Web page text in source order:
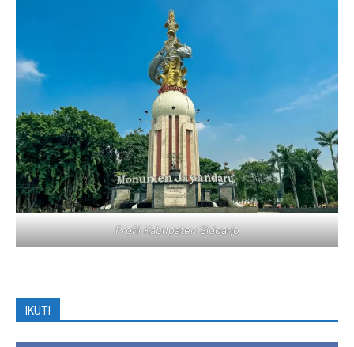
Profil Kabupaten Sidoarjo
IKUTI